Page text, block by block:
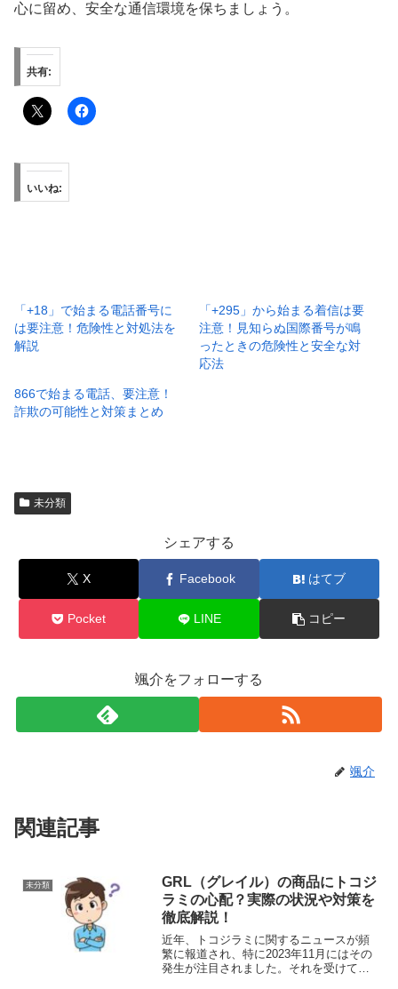
心に留め、安全な通信環境を保ちましょう。
共有:
いいね:
「+18」で始まる電話番号に
は要注意！危険性と対処法を
解説
「+295」から始まる着信は要
注意！見知らぬ国際番号が鳴
ったときの危険性と安全な対
応法
866で始まる電話、要注意！
詐欺の可能性と対策まとめ
未分類
シェアする
X Facebook はてブ
Pocket LINE コピー
颯介をフォローする
颯介
関連記事
未分類
GRL（グレイル）の商品にトコジ
ラミの心配？実際の状況や対策を
徹底解説！
近年、トコジラミに関するニュースが頻
繁に報道され、特に2023年11月にはその
発生が注目されました。それを受けて、